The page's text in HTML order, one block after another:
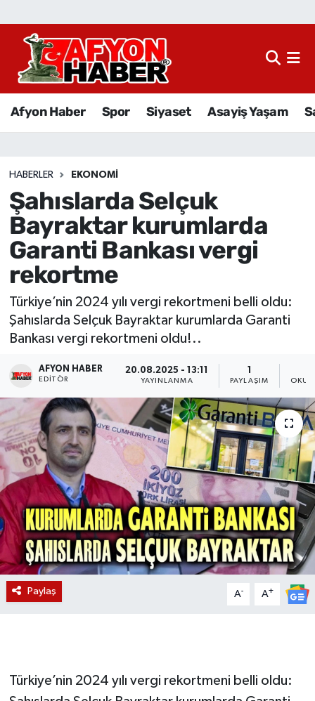
Afyon Haber Spor Siyaset Asayiş Yaşam
HABERLER EKONOMI
Şahıslarda Selçuk
Bayraktar kurumlarda
Garanti Bankası vergi
rekortme
Türkiye’nin 2024 yılı vergi rekortmeni belli oldu:
Şahıslarda Selçuk Bayraktar kurumlarda Garanti
Bankası vergi rekortmeni oldu!..
AFYON HABER
EDITÖR
20.08.2025 - 13:11
YAYINLANMA PAYLAŞIM
Paylaş A- A+
Türkiye’nin 2024 yılı vergi rekortmeni belli oldu:
Afyon Haber
Sağlık
Eğitim
Sivil Toplum
Ekonomi
Magazin
Etkinlikler